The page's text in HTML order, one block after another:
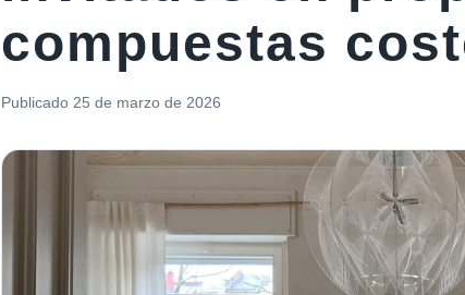
compuestas
Publicado 25 de marzo de 2026